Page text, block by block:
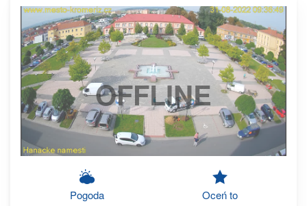
OFFLINE
Pogoda Oceń to